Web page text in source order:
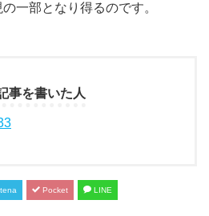
一部となり得るのです。
事を書いた人
Pocket LINE